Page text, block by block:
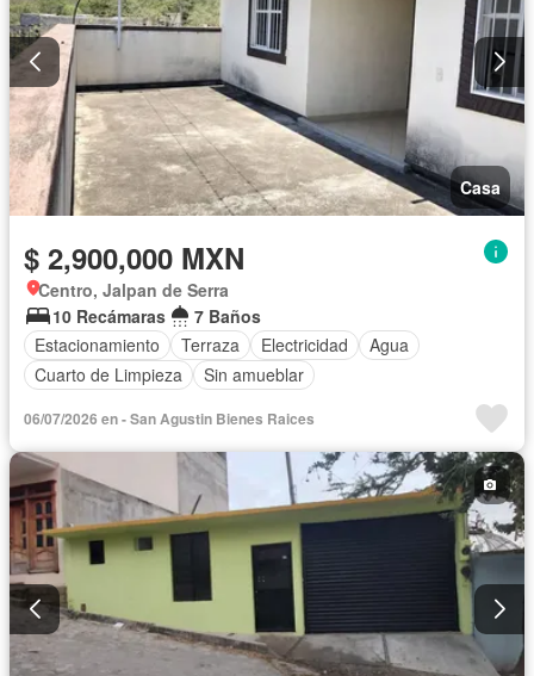
Casa
$ 2,900,000 MXN
Centro, Jalpan de Serra
10 Recámaras
7 Baños
Estacionamiento
Terraza Electricidad
Agua
Cuarto de Limpieza
Sin amueblar
06/07/2026 en - San Agustin Bienes Raices